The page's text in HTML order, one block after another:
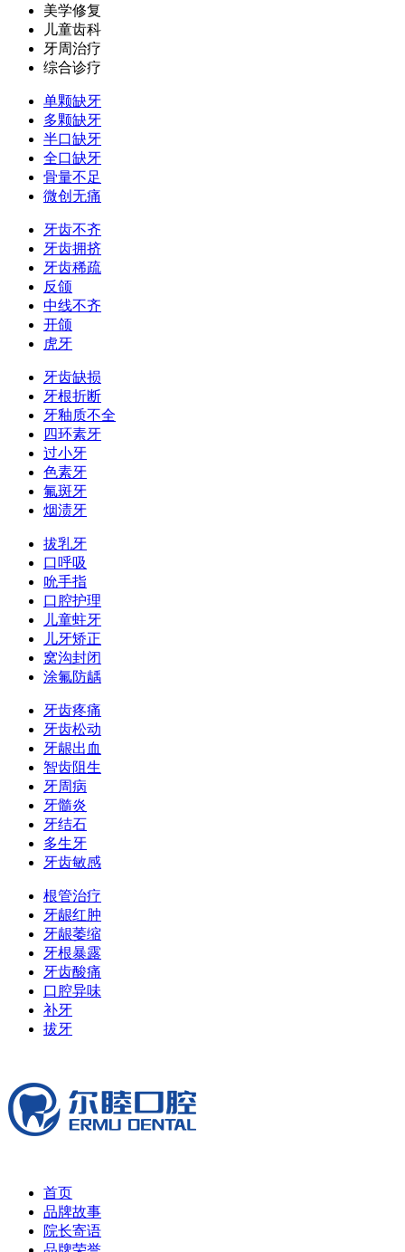
美学修复
儿童齿科
牙周治疗
综合诊疗
单颗缺牙
多颗缺牙
半口缺牙
全口缺牙
骨量不足
微创无痛
牙齿不齐
牙齿拥挤
牙齿稀疏
反颌
中线不齐
开颌
虎牙
牙齿缺损
牙根折断
牙釉质不全
四环素牙
过小牙
色素牙
氟斑牙
烟渍牙
拔乳牙
口呼吸
吮手指
口腔护理
儿童蛀牙
儿牙矫正
窝沟封闭
涂氟防龋
牙齿疼痛
牙齿松动
牙龈出血
智齿阻生
牙周病
牙髓炎
牙结石
多生牙
牙齿敏感
根管治疗
牙龈红肿
牙龈萎缩
牙根暴露
牙齿酸痛
口腔异味
补牙
拔牙
首页
品牌故事
院长寄语